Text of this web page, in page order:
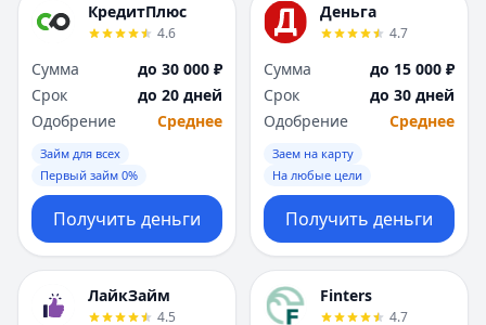
КредитПлюс
4.6
Сумма
до 30 000 ₽
Срок
до 20 дней
Одобрение
Среднее
Займ для всех
Первый займ 0%
Получить деньги
Деньга
4.7
Сумма
до 15 000 ₽
Срок
до 30 дней
Одобрение
Среднее
Заем на карту
На любые цели
Получить деньги
ЛайкЗайм
4.5
Finters
4.7